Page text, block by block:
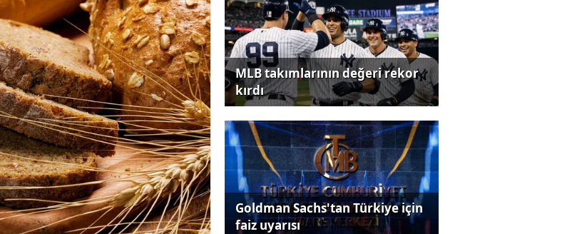
MLB takımlarının değeri rekor
kırdı
Goldman Sachs'tan Türkiye için
faiz uyarısı